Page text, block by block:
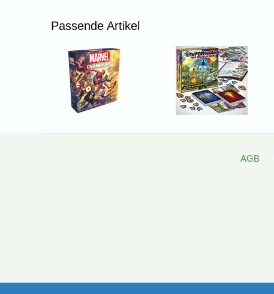
Passende Artikel
AGB